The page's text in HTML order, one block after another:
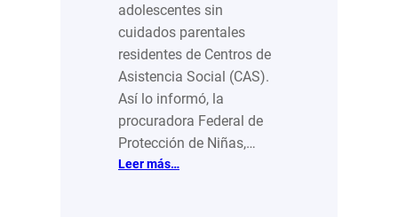
adolescentes sin
cuidados parentales
residentes de Centros de
Asistencia Social (CAS).
Así lo informó, la
procuradora Federal de
Protección de Niñas,…
Leer más…